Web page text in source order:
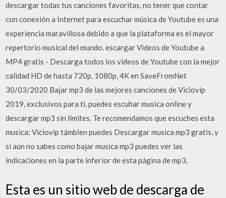
descargar todas tus canciones favoritas, no tener que contar
con conexión a Internet para escuchar música de Youtube es una
experiencia maravillosa debido a que la plataforma es el mayor
repertorio musical del mundo. escargar Videos de Youtube a
MP4 gratis - Descarga todos los videos de Youtube con la mejor
calidad HD de hasta 720p, 1080p, 4K en SaveFromNet
30/03/2020 Bajar mp3 de las mejores canciones de Viciovip
2019, exclusivos para ti, puedes escuhar musica online y
descargar mp3 sin límites. Te recomendamos que escuches esta
musica: Viciovip támbien puedes Descargar musica mp3 gratis, y
si aún no sabes como bajar musica mp3 puedes ver las
indicaciones en la parte inferior de esta página de mp3.
Esta es un sitio web de descarga de